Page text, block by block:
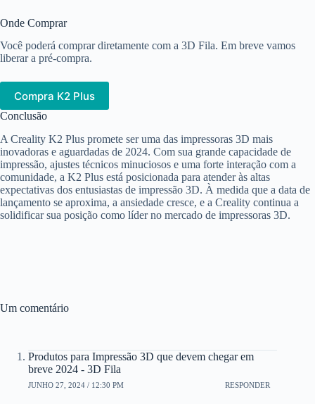
Onde Comprar
Você poderá comprar diretamente com a 3D Fila. Em breve vamos
liberar a pré-compra.
Compra K2 Plus
Conclusão
A Creality K2 Plus promete ser uma das impressoras 3D mais
inovadoras e aguardadas de 2024. Com sua grande capacidade de
impressão, ajustes técnicos minuciosos e uma forte interação com a
comunidade, a K2 Plus está posicionada para atender às altas
expectativas dos entusiastas de impressão 3D. À medida que a data de
lançamento se aproxima, a ansiedade cresce, e a Creality continua a
solidificar sua posição como líder no mercado de impressoras 3D.
Um comentário
Produtos para Impressão 3D que devem chegar em
breve 2024 - 3D Fila
JUNHO 27, 2024 / 12:30 PM RESPONDER